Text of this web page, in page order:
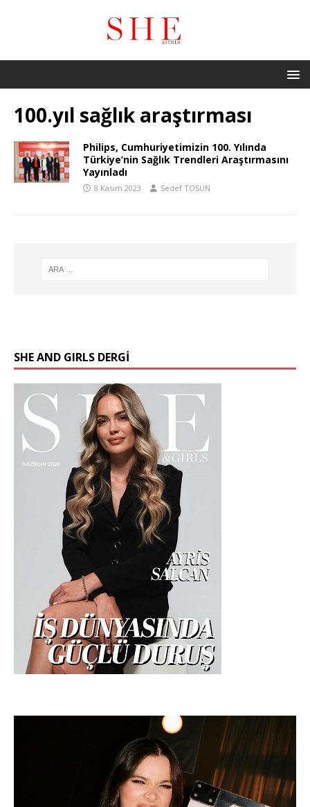
100.yıl sağlık araştırması
Philips, Cumhuriyetimizin 100. Yılında
Türkiye’nin Sağlık Trendleri Araştırmasını
Yayınladı
8 Kasım 2023 Sedef TOSUN
SHE AND GIRLS DERGİ